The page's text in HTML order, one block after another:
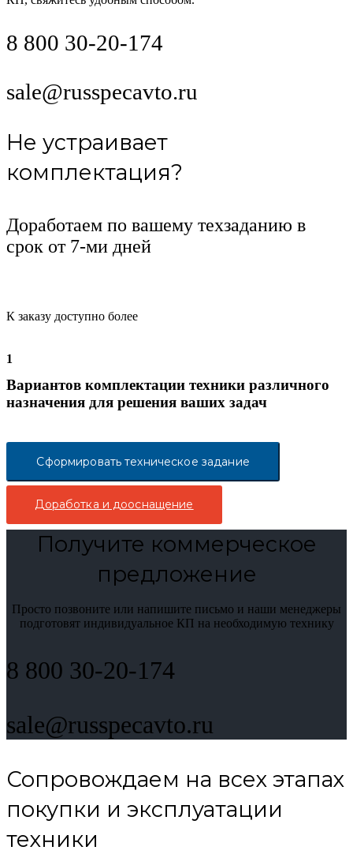
8 800 30-20-174
sale@russpecavto.ru
Не устраивает
комплектация?
Доработаем по вашему техзаданию в
срок от 7-ми дней
К заказу доступно более
1
Вариантов комплектации техники различного
назначения для решения ваших задач
Сформировать техническое задание
Доработка и дооснащение
Получите коммерческое
предложение
Просто позвоните или напишите письмо и наши менеджеры
подготовят индивидуальное КП на необходимую технику
8 800 30-20-174
sale@russpecavto.ru
Сопровождаем на всех этапах
покупки и эксплуатации
техники